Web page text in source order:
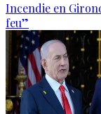
Incendie en
feu”